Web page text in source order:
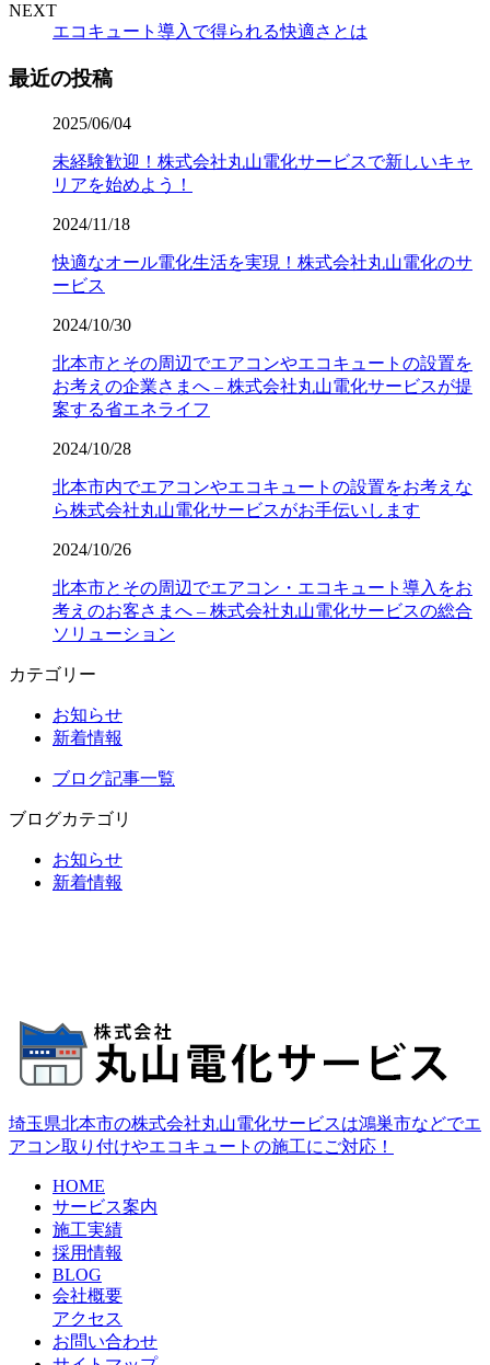
NEXT
エコキュート導入で得られる快適さとは
最近の投稿
2025/06/04
未経験歓迎！株式会社丸山電化サービスで新しいキャ
リアを始めよう！
2024/11/18
快適なオール電化生活を実現！株式会社丸山電化のサ
ービス
2024/10/30
北本市とその周辺でエアコンやエコキュートの設置を
お考えの企業さまへ – 株式会社丸山電化サービスが提
案する省エネライフ
2024/10/28
北本市内でエアコンやエコキュートの設置をお考えな
ら株式会社丸山電化サービスがお手伝いします
2024/10/26
北本市とその周辺でエアコン・エコキュート導入をお
考えのお客さまへ – 株式会社丸山電化サービスの総合
ソリューション
カテゴリー
お知らせ
新着情報
ブログ記事一覧
ブログカテゴリ
お知らせ
新着情報
埼玉県北本市の株式会社丸山電化サービスは鴻巣市などでエ
アコン取り付けやエコキュートの施工にご対応！
HOME
サービス案内
施工実績
採用情報
BLOG
会社概要
アクセス
お問い合わせ